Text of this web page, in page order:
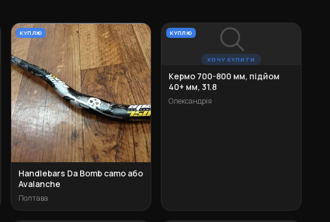
КУПЛЮ
Handlebars Da Bomb camo або
Avalanche
Полтава
ХОЧУ КУПИТИ
КУПЛЮ
Кермо 700-800 мм, підйом
40+ мм, 31.8
Олександрія